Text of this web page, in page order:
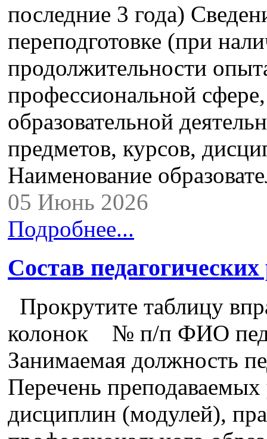
последние 3 года)
переподготовке (при
продолжительности
профессиональной
образовательной
предметов, курсов,
Наименование
05 Июнь 2026
Подробнее...
Состав
Прокрутите таблицу
колонок № п/п ФИО
Занимаемая должность
Перечень
дисциплин (модулей),